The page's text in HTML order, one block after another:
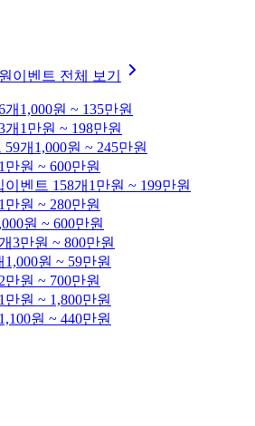
이벤트 전체 보기
개 1,000원 ~ 135만원
개 1만원 ~ 198만원
59개 1,000원 ~ 245만원
1만원 ~ 600만원
이벤트 158개 1만원 ~ 199만원
1만원 ~ 280만원
원 ~ 600만원
3만원 ~ 800만원
1,000원 ~ 59만원
2만원 ~ 700만원
1만원 ~ 1,800만원
1,100원 ~ 440만원